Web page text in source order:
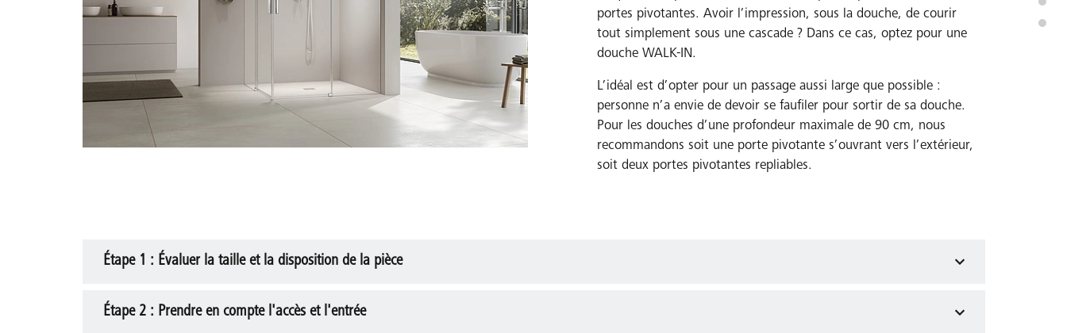
portes pivotantes. Avoir l’impression, sous la douche, de courir
tout simplement sous une cascade ? Dans ce cas, optez pour une
douche WALK-IN.
L’idéal est d’opter pour un passage aussi large que possible :
personne n’a envie de devoir se faufiler pour sortir de sa douche.
Pour les douches d’une profondeur maximale de 90 cm, nous
recommandons soit une porte pivotante s’ouvrant vers l’extérieur,
soit deux portes pivotantes repliables.
Étape 1 : Évaluer la taille et la disposition de la pièce
Mesurez les dimensions disponibles de la salle de bains et de la paroi de douche. Tenez compte de l'espace nécessaire pour
Étape 2 : Prendre en compte l'accès et l'entrée